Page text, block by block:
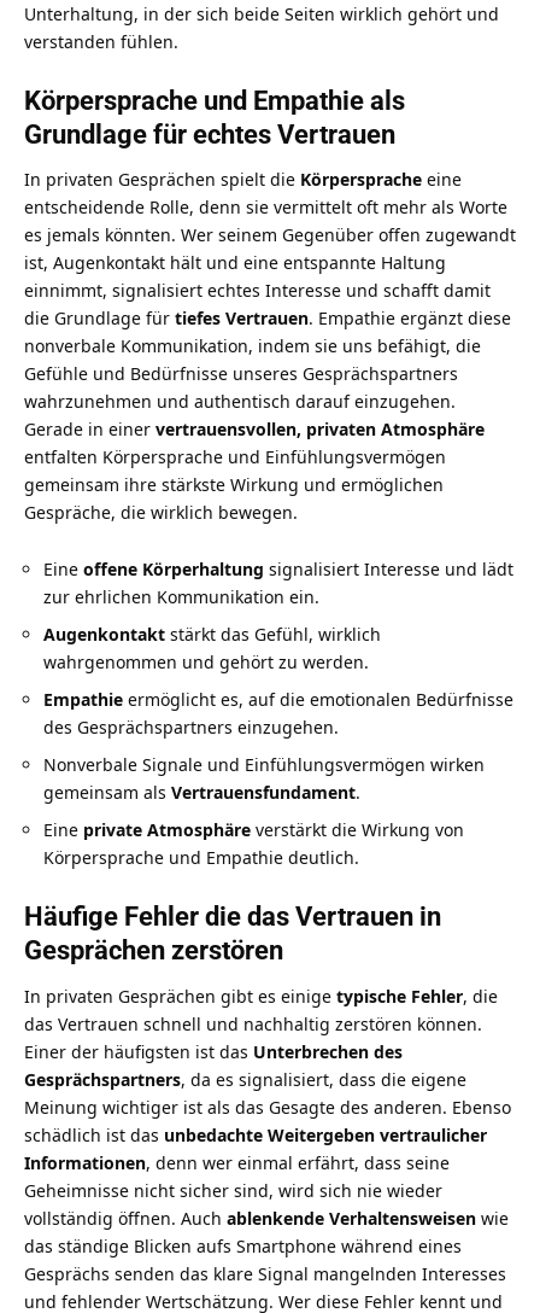
Unterhaltung, in der sich beide Seiten wirklich gehört und
verstanden fühlen.
Körpersprache und Empathie als
Grundlage für echtes Vertrauen
In privaten Gesprächen spielt die Körpersprache eine
entscheidende Rolle, denn sie vermittelt oft mehr als Worte
es jemals könnten. Wer seinem Gegenüber offen zugewandt
ist, Augenkontakt hält und eine entspannte Haltung
einnimmt, signalisiert echtes Interesse und schafft damit
die Grundlage für tiefes Vertrauen. Empathie ergänzt diese
nonverbale Kommunikation, indem sie uns befähigt, die
Gefühle und Bedürfnisse unseres Gesprächspartners
wahrzunehmen und authentisch darauf einzugehen.
Gerade in einer vertrauensvollen, privaten Atmosphäre
entfalten Körpersprache und Einfühlungsvermögen
gemeinsam ihre stärkste Wirkung und ermöglichen
Gespräche, die wirklich bewegen.
Eine offene Körperhaltung signalisiert Interesse und lädt
zur ehrlichen Kommunikation ein.
Augenkontakt stärkt das Gefühl, wirklich
wahrgenommen und gehört zu werden.
Empathie ermöglicht es, auf die emotionalen Bedürfnisse
des Gesprächspartners einzugehen.
Nonverbale Signale und Einfühlungsvermögen wirken
gemeinsam als Vertrauensfundament.
Eine private Atmosphäre verstärkt die Wirkung von
Körpersprache und Empathie deutlich.
Häufige Fehler die das Vertrauen in
Gesprächen zerstören
In privaten Gesprächen gibt es einige typische Fehler, die
das Vertrauen schnell und nachhaltig zerstören können.
Einer der häufigsten ist das Unterbrechen des
Gesprächspartners, da es signalisiert, dass die eigene
Meinung wichtiger ist als das Gesagte des anderen. Ebenso
schädlich ist das unbedachte Weitergeben vertraulicher
Informationen, denn wer einmal erfährt, dass seine
Geheimnisse nicht sicher sind, wird sich nie wieder
vollständig öffnen. Auch ablenkende Verhaltensweisen wie
das ständige Blicken aufs Smartphone während eines
Gesprächs senden das klare Signal mangelnden Interesses
und fehlender Wertschätzung. Wer diese Fehler kennt und